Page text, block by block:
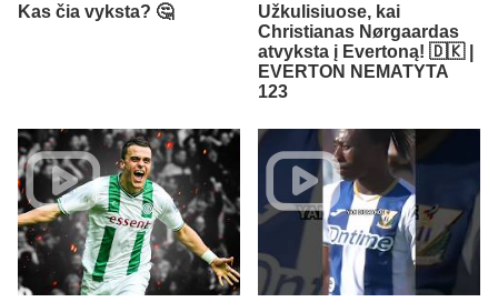
Kas čia vyksta? 🤔
Užkulisiuose, kai
Christianas Nørgaardas
atvyksta į Evertoną! 🇩🇰 |
EVERTON NEMATYTA
123